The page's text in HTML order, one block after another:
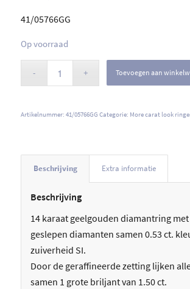
41/05766GG
Op voorraad
Toevoegen aan
Artikelnummer: 41/05766GG Categorie: More carat look
Beschrijving Extra informatie
Beschrijving
14 karaat geelgouden diamantring
geslepen diamanten samen 0.53 ct.
zuiverheid SI.
Door de geraffineerde zetting lijken
samen 1 grote briljant van 1.50 ct.